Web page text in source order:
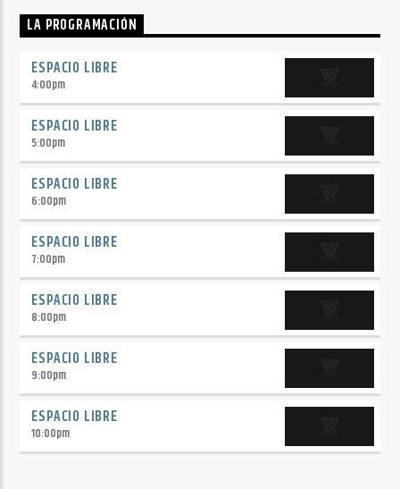
LA PROGRAMACIÓN
ESPACIO LIBRE
4:00pm
ESPACIO LIBRE
5:00pm
ESPACIO LIBRE
6:00pm
ESPACIO LIBRE
7:00pm
ESPACIO LIBRE
8:00pm
ESPACIO LIBRE
9:00pm
ESPACIO LIBRE
10:00pm